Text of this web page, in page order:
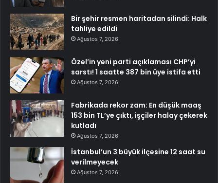
Bir şehir resmen haritadan silindi: Halk
tahliye edildi
Ağustos 7, 2026
Özel’in yeni parti açıklaması CHP’yi
sarstı! 1 saatte 387 bin üye istifa etti
Ağustos 7, 2026
Fabrikada rekor zam: En düşük maaş
153 bin TL’ye çıktı, işçiler halay çekerek
kutladı
Ağustos 7, 2026
İstanbul’un 3 büyük ilçesine 12 saat su
verilmeyecek
Ağustos 7, 2026